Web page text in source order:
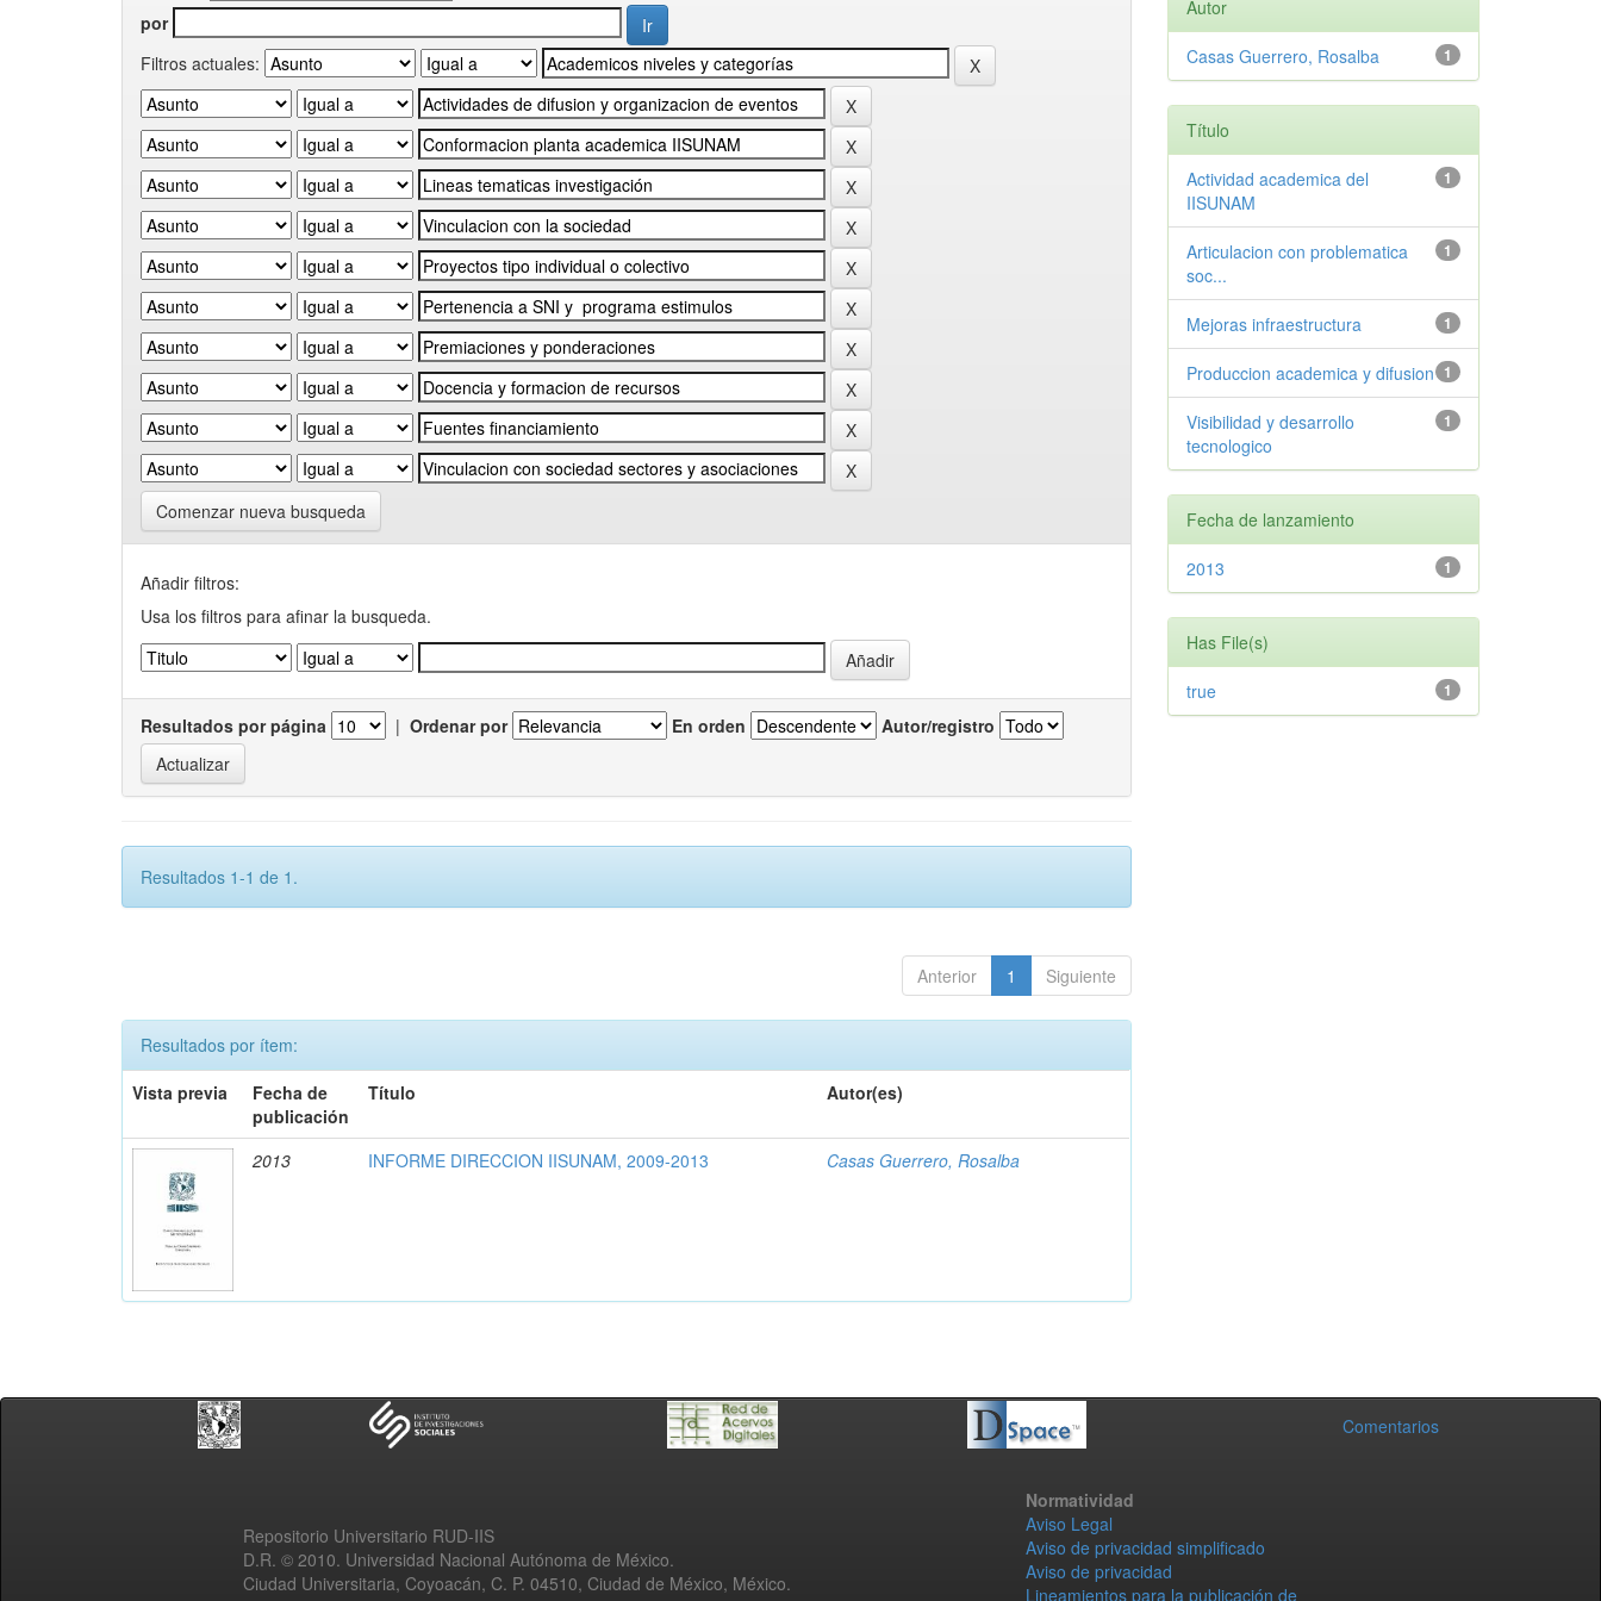
por
Filtros actuales:
Comenzar nueva busqueda
Añadir filtros:
Usa los filtros para afinar la busqueda.
Resultados por página | Ordenar por En orden Autor/registro
Resultados 1-1 de 1.
Anterior 1 Siguiente
Resultados por ítem:
Vista previa
Fecha de
publicación
Título Autor(es)
2013 INFORME DIRECCION IISUNAM, 2009-2013 Casas Guerrero, Rosalba
Autor
1
Casas Guerrero, Rosalba
Título
1
Actividad academica del
IISUNAM
1
Articulacion con problematica
soc...
1
Mejoras infraestructura
1
Produccion academica y difusion
1
Visibilidad y desarrollo
tecnologico
Fecha de lanzamiento
1
2013
Has File(s)
1
true
Comentarios
Repositorio Universitario RUD-IIS
D.R. © 2010. Universidad Nacional Autónoma de México.
Ciudad Universitaria, Coyoacán, C. P. 04510, Ciudad de México, México.
Normatividad
Aviso Legal
Aviso de privacidad simplificado
Aviso de privacidad
Lineamientos para la publicación de